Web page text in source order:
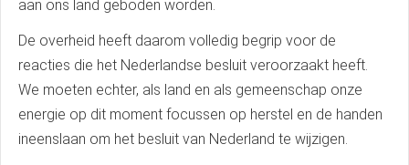
aan ons land geboden worden.
De overheid heeft daarom volledig begrip voor de
reacties die het Nederlandse besluit veroorzaakt heeft.
We moeten echter, als land en als gemeenschap onze
energie op dit moment focussen op herstel en de handen
ineenslaan om het besluit van Nederland te wijzigen.